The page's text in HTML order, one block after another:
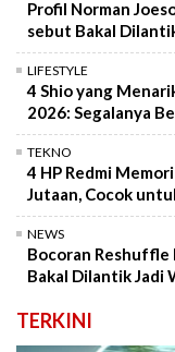
Profil Norman
sebut Bakal
LIFESTYLE
4 Shio yang
2026: Segalanya
TEKNO
4 HP Redmi
Jutaan, Cocok
NEWS
Bocoran Reshuffle
Bakal Dilantik Jadi
TERKINI